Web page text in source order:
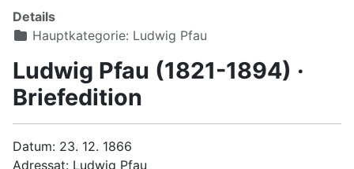
Details
Hauptkategorie: Ludwig Pfau
Ludwig Pfau (1821-1894) ·
Briefedition
Datum: 23. 12. 1866
Adressat: Ludwig Pfau